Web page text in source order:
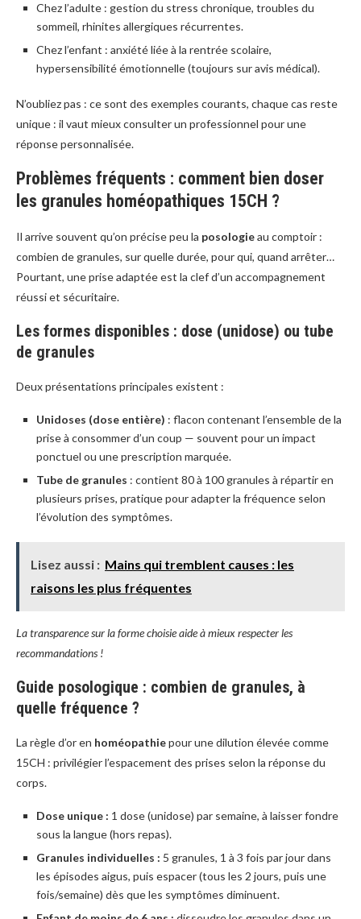
Chez l’adulte : gestion du stress chronique, troubles du
sommeil, rhinites allergiques récurrentes.
Chez l’enfant : anxiété liée à la rentrée scolaire,
hypersensibilité émotionnelle (toujours sur avis médical).
N’oubliez pas : ce sont des exemples courants, chaque cas reste
unique : il vaut mieux consulter un professionnel pour une
réponse personnalisée.
Problèmes fréquents : comment bien doser
les granules homéopathiques 15CH ?
Il arrive souvent qu’on précise peu la posologieau comptoir :
combien de granules, sur quelle durée, pour qui, quand arrêter…
Pourtant, une prise adaptée est la clef d’un accompagnement
réussi et sécuritaire.
Les formes disponibles : dose (unidose) ou tube
de granules
Deux présentations principales existent :
Unidoses (dose entière) : flacon contenant l’ensemble de la
prise à consommer d’un coup — souvent pour un impact
ponctuel ou une prescription marquée.
Tube de granules : contient 80 à 100 granules à répartir en
plusieurs prises, pratique pour adapter la fréquence selon
l’évolution des symptômes.
Lisez aussi : Mains qui tremblent causes : les
raisons les plus fréquentes
La transparence sur la forme choisie aide à mieux respecter les
recommandations !
Guide posologique : combien de granules, à
quelle fréquence ?
La règle d’or en homéopathiepour une dilution élevée comme
15CH : privilégier l’espacement des prises selon la réponse du
corps.
Dose unique : 1 dose (unidose) par semaine, à laisser fondre
sous la langue (hors repas).
Granules individuelles : 5 granules, 1 à 3 fois par jour dans
les épisodes aigus, puis espacer (tous les 2 jours, puis une
fois/semaine) dès que les symptômes diminuent.